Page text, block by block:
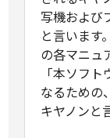
写機および
と言います
の各マニュ
「本ソフ
なるための
キヤノンと